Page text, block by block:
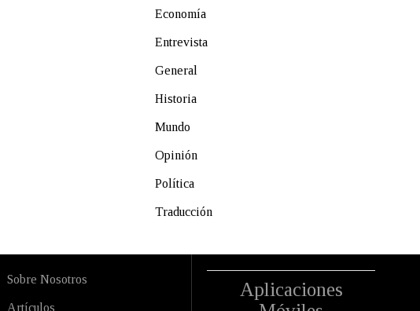
Economía
Entrevista
General
Historia
Mundo
Opinión
Política
Traducción
Sobre Nosotros
Artículos
Aplicaciones